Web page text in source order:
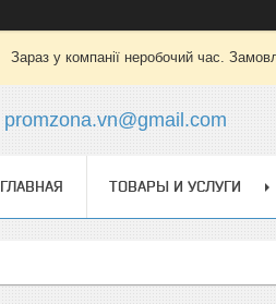
Зараз у компанії неробочий час.
promzona.vn@gmail.com
ГЛАВНАЯ ТОВАРЫ И УСЛУГИ